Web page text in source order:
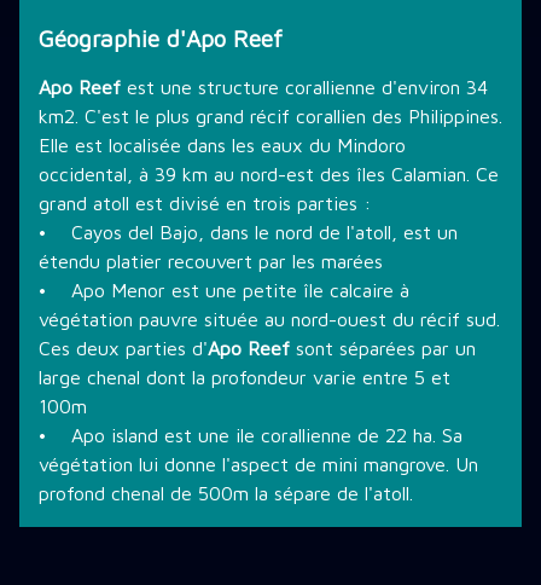
Géographie d'Apo Reef
Apo Reef est une structure corallienne d'environ 34
km2. C'est le plus grand récif corallien des Philippines.
Elle est localisée dans les eaux du Mindoro
occidental, à 39 km au nord-est des îles Calamian. Ce
grand atoll est divisé en trois parties :
• Cayos del Bajo, dans le nord de l'atoll, est un
étendu platier recouvert par les marées
• Apo Menor est une petite île calcaire à
végétation pauvre située au nord-ouest du récif sud.
Ces deux parties d'Apo Reef sont séparées par un
large chenal dont la profondeur varie entre 5 et
100m
• Apo island est une ile corallienne de 22 ha. Sa
végétation lui donne l'aspect de mini mangrove. Un
profond chenal de 500m la sépare de l'atoll.